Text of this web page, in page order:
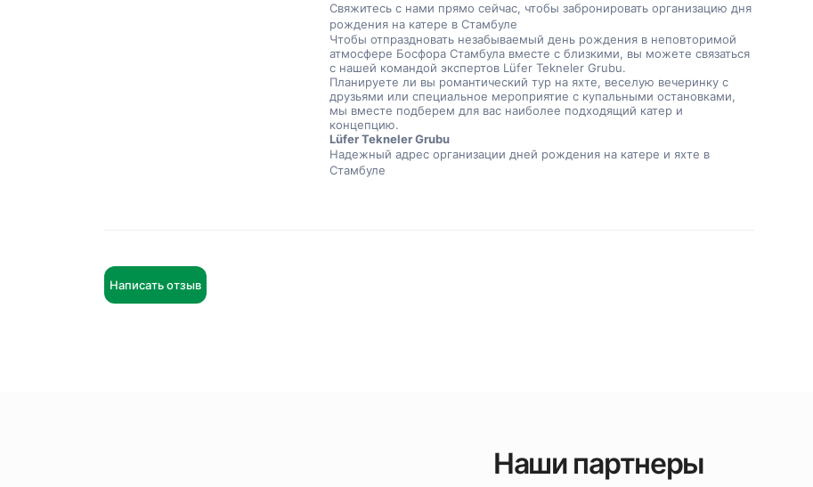
Свяжитесь с нами прямо сейчас, чтобы забронировать организацию дня
рождения на катере в Стамбуле
Чтобы отпраздновать незабываемый день рождения в неповторимой
атмосфере Босфора Стамбула вместе с близкими, вы можете связаться
с нашей командой экспертов Lüfer Tekneler Grubu.
Планируете ли вы романтический тур на яхте, веселую вечеринку с
друзьями или специальное мероприятие с купальными остановками,
мы вместе подберем для вас наиболее подходящий катер и
концепцию.
Lüfer Tekneler Grubu
Надежный адрес организации дней рождения на катере и яхте в
Стамбуле
Написать отзыв
Наши партнеры